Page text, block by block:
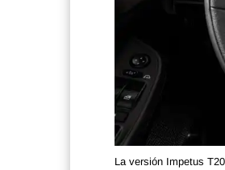
La versión Impetus